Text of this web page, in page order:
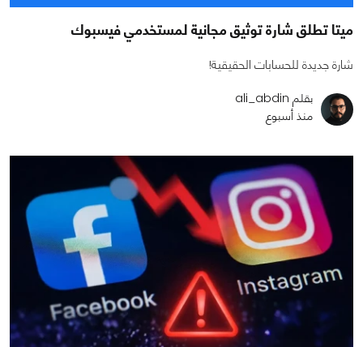
ميتا تطلق شارة توثيق مجانية لمستخدمي فيسبوك
شارة جديدة للحسابات الحقيقية!
بقلم ali_abdin
منذ أسبوع